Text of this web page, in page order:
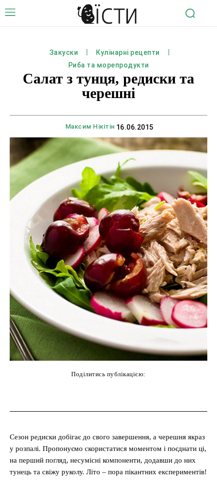
Закуски
Кулінарні рецепти
Риба та морепродукти
Салат з тунця, редиски та
черешні
Максим Нікітін 16.06.2015
Поділитись публікацією:
Сезон редиски добігає до свого завершення, а черешня якраз
у розпалі. Пропонуємо скористатися моментом і поєднати ці,
на перший погляд, несумісні компоненти, додавши до них
тунець та свіжу руколу. Літо – пора пікантних експериментів!